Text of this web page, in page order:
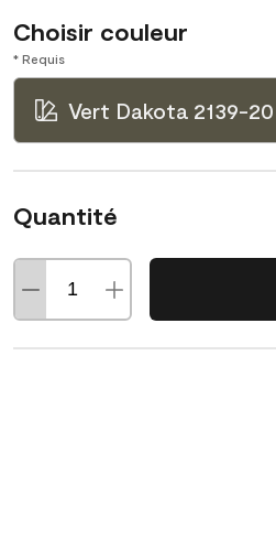
Choisir couleur
* Requis
Vert Dakota 2139-20
Quantité